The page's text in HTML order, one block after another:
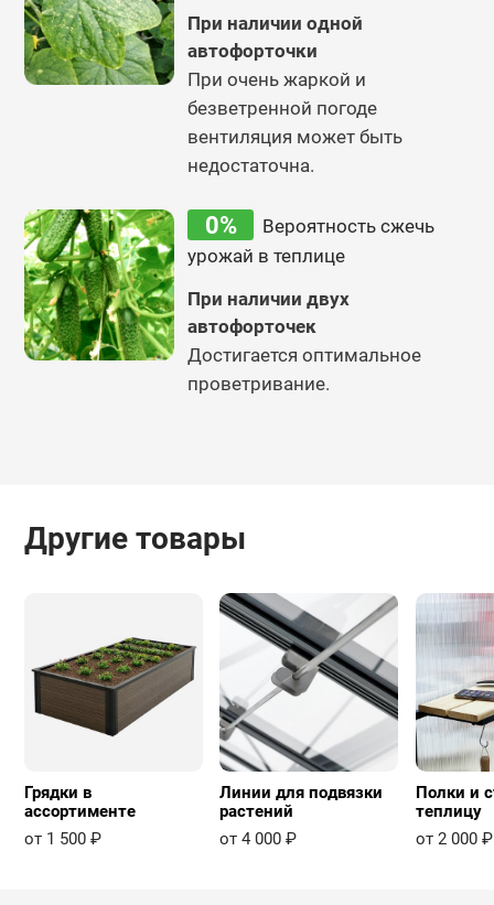
При наличии одной
автофорточки
При очень жаркой и
безветренной погоде
вентиляция может быть
недостаточна.
0%
Вероятность сжечь
урожай в теплице
При наличии двух
автофорточек
Достигается оптимальное
проветривание.
Другие товары
Грядки в
ассортименте
от 1 500 ₽
Линии для подвязки
растений
от 4 000 ₽
Полки и
теплицу
от 2 000 ₽